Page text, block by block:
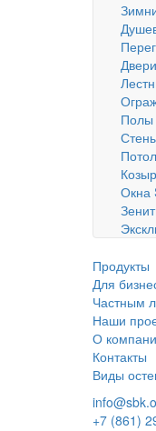
Двери
Полы
Окна
Продукты
Для
Частным
Наши
О
Контакты
Виды
+7 (861)